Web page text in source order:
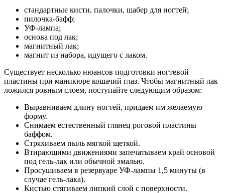
стандартные кисти, палочки, шабер для ногтей;
пилочка-бафф;
УФ-лампа;
основа под лак;
магнитный лак;
магнит из набора, идущего с лаком.
Существует несколько нюансов подготовки ногтевой
пластины при маникюре кошачий глаз. Чтобы магнитный лак
ложился ровным слоем, поступайте следующим образом:
Выравниваем длину ногтей, придаем им желаемую
форму.
Снимаем естественный глянец роговой пластины
баффом.
Стряхиваем пыль мягкой щеткой.
Втирающими движениями запечатываем край основой
под гель-лак или обычной эмалью.
Просушиваем в резервуаре УФ-лампы 1,5 минуты (в
случае гель-лака).
Кистью стягиваем липкий слой с поверхности.